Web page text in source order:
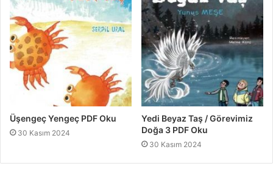
Üşengeç Yengeç PDF Oku
30 Kasım 2024
Yedi Beyaz Taş / Görevimiz
Doğa 3 PDF Oku
30 Kasım 2024